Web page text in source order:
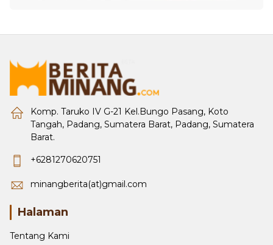
Komp. Taruko IV G-21 Kel.Bungo Pasang, Koto
Tangah, Padang, Sumatera Barat, Padang, Sumatera
Barat.
+6281270620751
minangberita(at)gmail.com
Halaman
Tentang Kami